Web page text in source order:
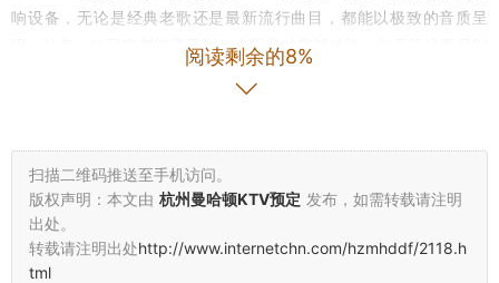
响设备，无论是经典老歌还是最新流行曲目，都能以极致的音质呈
现，让每一位顾客都能享受到如临现场的震撼体验。包厢设计更是别
具一格，既有传统中式风格的典雅，也不乏现代简约的时尚感，满足
不同顾客的需求。 #### **【私密空间，商务优选】** 对于注重隐私
会议、团队讨论还是商务宴请，都能在这里找到合适的空间。专业的
服务团队随时待命，确保您的每一次活动都顺利进行。此外，这里还
配备了先进的会议设施，让您的商务活动更加高效便捷。 #### **
【美食佳肴，味蕾享受】** 除了高品质的娱乐体验外，**御公馆**还
提供了丰富多样的美食选择。从精致小吃到豪华大餐，每一道菜都经
阅读剩余的8%
扫描二维码推送至手机访问。
版权声明：本文由 杭州曼哈顿KTV预定 发布，如需转载请注明
出处。
转载请注明出处http://www.internetchn.com/hzmhddf/2118.h
tml